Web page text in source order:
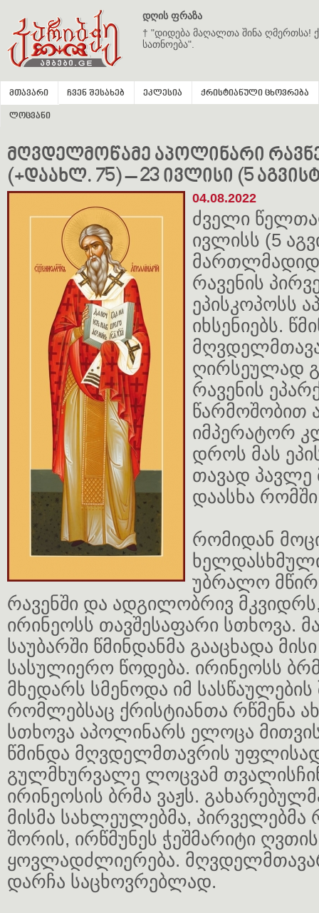
დღის ფრაზა
† "დიდება მაღალთა შინა ღმერთსა!
სათნოება".
მთავარი ჩვენ შესახებ ეკლესია ქრისტიანული ცხოვრება
ლოცვანი
მღვდელმოწამე აპოლინარი
(+დაახლ. 75) – 23 ივლისი (5
04.08.2022
ძველი
ივლისს (5
რავენის
ეპისკოპოსს
იხსენიებს.
ღირსეულად
რავენის
წარმოშობით
იმპერატორ
დროს მას
თავად პავლე
დაასხა
რომიდან
უბრალო
რავენში და ადგილობრივ
ირინეოსს თავშესაფარი სთხოვა.
საუბარში წმინდანმა გააცხადა
სასულიერო წოდება. ირინეოსს
მხედარს სმენოდა იმ სასწაულების
რომლებსაც ქრისტიანთა რწმენა
სთხოვა აპოლინარს ელოცა
წმინდა მღვდელმთავრის
გულმხურვალე ლოცვამ
ირინეოსის ბრმა ვაჟს.
მისმა სახლეულებმა, პირველებმა
შორის, ირწმუნეს ჭეშმარიტი ღვთის
ყოვლადძლიერება.
დარჩა საცხოვრებლად.